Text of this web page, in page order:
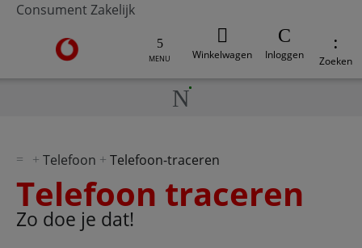
Consument Zakelijk
Ga naar de Vodafone homepage
MENU Winkelwagen Inloggen Zoeken
Telefoon Telefoon-traceren
Telefoon traceren
Zo doe je dat!